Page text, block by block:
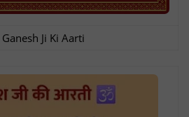
Ji Ki Aarti